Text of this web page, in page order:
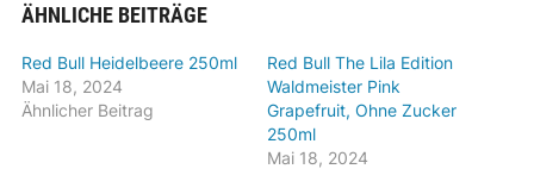
ÄHNLICHE BEITRÄGE
Red Bull Heidelbeere 250ml
Mai 18, 2024
Ähnlicher Beitrag
Red Bull The Lila Edition
Waldmeister Pink
Grapefruit, Ohne Zucker
250ml
Mai 18, 2024